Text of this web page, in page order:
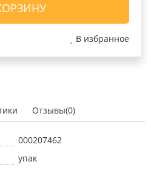
В избранное
Отзывы(0)
000207462
упак